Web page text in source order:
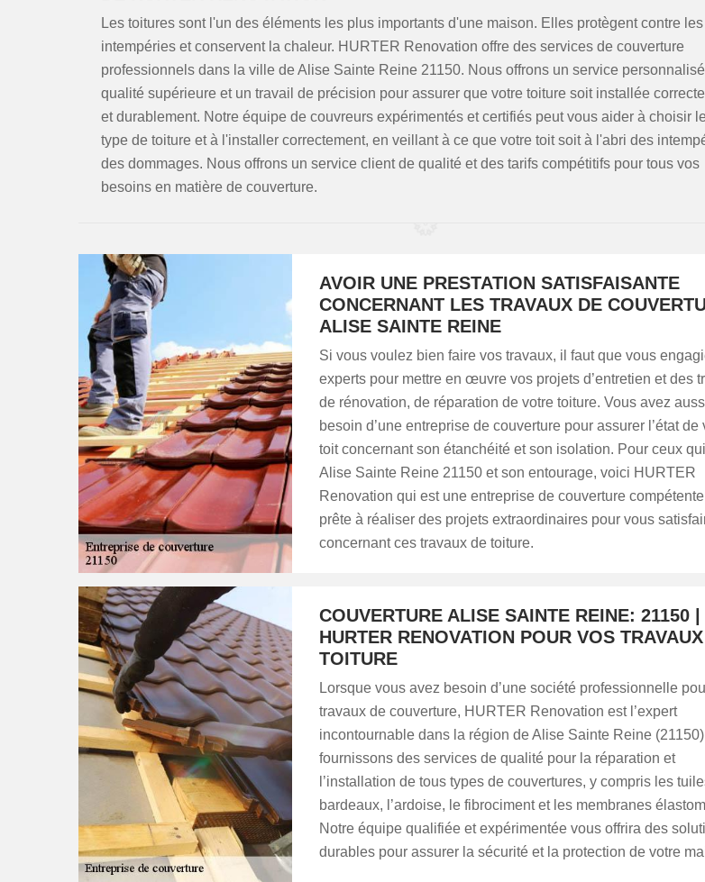
Les toitures sont l'un des éléments les plus importants d'une maison. Elles protègent contre les
intempéries et conservent la chaleur. HURTER Renovation offre des services de couverture
professionnels dans la ville de Alise Sainte Reine 21150. Nous offrons un service
qualité supérieure et un travail de précision pour assurer que votre toiture soit installée
et durablement. Notre équipe de couvreurs expérimentés et certifiés peut vous aider à choisir
type de toiture et à l'installer correctement, en veillant à ce que votre toit soit à l'abri des
des dommages. Nous offrons un service client de qualité et des tarifs compétitifs pour tous vos
besoins en matière de couverture.
AVOIR UNE PRESTATION SATISFAISANTE
CONCERNANT LES TRAVAUX DE
ALISE SAINTE REINE
Si vous voulez bien faire vos travaux, il faut que vous
experts pour mettre en œuvre vos projets d’entretien et des
de rénovation, de réparation de votre toiture. Vous avez
besoin d’une entreprise de couverture pour assurer l’état de
toit concernant son étanchéité et son isolation. Pour ceux
Alise Sainte Reine 21150 et son entourage, voici HURTER
Renovation qui est une entreprise de couverture
prête à réaliser des projets extraordinaires pour vous
concernant ces travaux de toiture.
COUVERTURE ALISE SAINTE REINE: 21150 |
HURTER RENOVATION POUR VOS
TOITURE
Lorsque vous avez besoin d’une société professionnelle
travaux de couverture, HURTER Renovation est l’expert
incontournable dans la région de Alise Sainte Reine
fournissons des services de qualité pour la réparation et
l’installation de tous types de couvertures, y compris les
bardeaux, l’ardoise, le fibrociment et les membranes
Notre équipe qualifiée et expérimentée vous offrira des
durables pour assurer la sécurité et la protection de votre